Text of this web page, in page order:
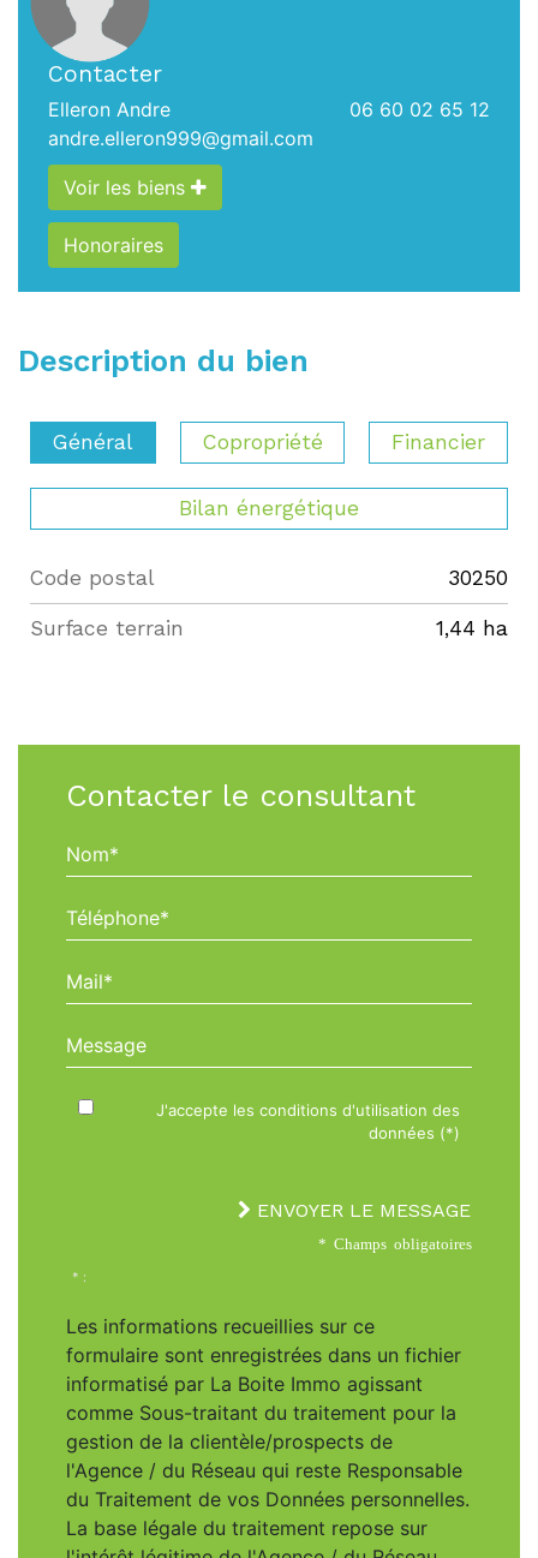
Contacter
Elleron Andre
06 60 02 65 12
andre.elleron999@gmail.com
Voir les biens
Honoraires
Description du bien
Général Copropriété Financier
Bilan énergétique
Label Value
Code postal 30250
surface terrain 1,44 ha
Contacter le consultant
Nom*
Téléphone*
Mail*
Message
J'accepte les conditions d'utilisation des
données (*)
ENVOYER LE MESSAGE
* Champs obligatoires
* :
Les informations recueillies sur ce
formulaire sont enregistrées dans un fichier
informatisé par La Boite Immo agissant
comme Sous-traitant du traitement pour la
gestion de la clientèle/prospects de
l'Agence / du Réseau qui reste Responsable
du Traitement de vos Données personnelles.
La base légale du traitement repose sur